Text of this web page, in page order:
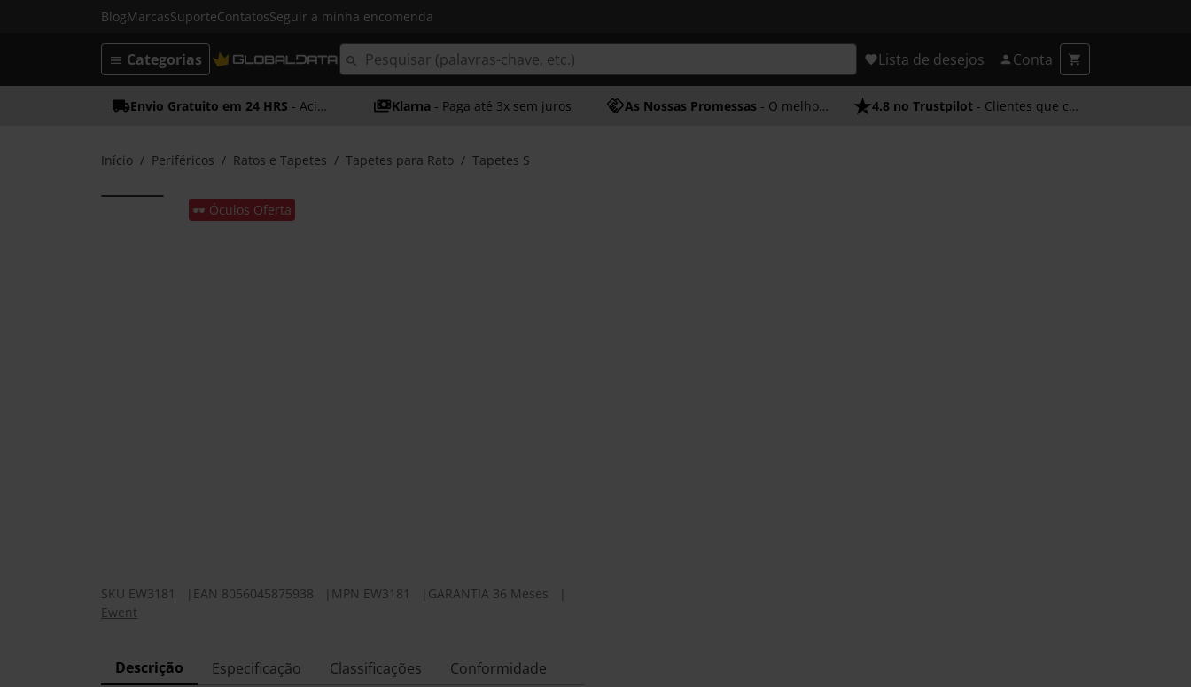
BlogMarcasSuporteContatosSeguir a minha encomenda
Lista de desejos Conta
Categorias
Envio Gratuito em 24 HRS - Acima dos 50€ Klarna - Paga até 3x sem juros As Nossas Promessas - O melhor atendimento 4.8 no Trustpilot - Clientes que confiam em nós
Início Periféricos Ratos e Tapetes Tapetes para Rato Tapetes S
🕶️ Óculos Oferta
SKU EW3181 EAN 8056045875938 MPN EW3181 GARANTIA 36 Meses
Ewent
Descrição Especificação Classificações Conformidade